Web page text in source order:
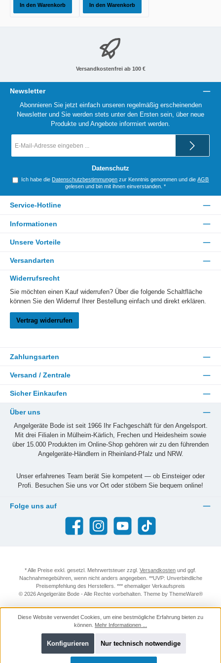
In den Warenkorb In den Warenkorb
Versandkostenfrei ab 100 €
Newsletter
Abonnieren Sie jetzt einfach unseren regelmäßig erscheinenden
Newsletter und Sie werden stets unter den Ersten sein, über neue
Produkte und Angebote informiert werden.
Mail-
Datenschutz
Ich habe die Datenschutzbestimmungen zur Kenntnis genommen und dieAGB
gelesen und bin mit ihnen einverstanden. *
Service-Hotline
Informationen
Unsere Vorteile
Versandarten
Widerrufsrecht
Sie möchten einen Kauf widerrufen? Über die folgende Schaltfläche
können Sie den Widerruf Ihrer Bestellung einfach und direkt erklären.
Vertrag widerrufen
Zahlungsarten
Versand / Zentrale
Sicher Einkaufen
Über uns
Angelgeräte Bode ist seit 1966 Ihr Fachgeschäft für den Angelsport.
Mit drei Filialen in Mülheim-Kärlich, Frechen und Heidesheim sowie
über 15.000 Produkten im Online-Shop gehören wir zu den führenden
Angelgeräte-Händlern in Rheinland-Pfalz und NRW.
Unser erfahrenes Team berät Sie kompetent — ob Einsteiger oder
Profi. Besuchen Sie uns vor Ort oder stöbern Sie bequem online!
Folge uns auf
Facebook Instagram YouTube TikTok
* Alle Preise exkl. gesetzl. Mehrwertsteuer zzgl. Versandkosten und ggf.
Nachnahmegebühren, wenn nicht anders angegeben. **UVP: Unverbindliche
Preisempfehlung des Herstellers. *** ehemaliger Verkaufspreis
© 2026 Angelgeräte Bode - Alle Rechte vorbehalten. Theme by ThemeWare®
Diese Website verwendet Cookies, um eine bestmögliche Erfahrung bieten zu
können. Mehr Informationen ...
Nur technisch notwendige
Konfigurieren